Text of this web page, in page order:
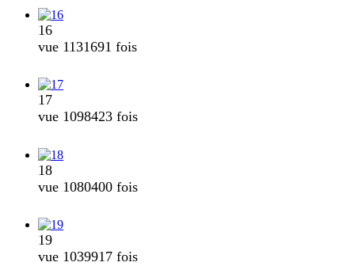
16
vue 1131691 fois
17
vue 1098423 fois
18
vue 1080400 fois
19
vue 1039917 fois